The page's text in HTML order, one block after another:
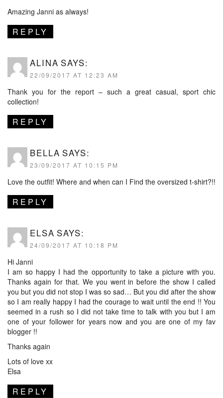
Amazing Janni as always!
REPLY
ALINA SAYS:
22/09/2017 AT 12:23 AM
Thank you for the report – such a great casual, sport chic
collection!
REPLY
BELLA SAYS:
23/09/2017 AT 10:15 PM
Love the outfit! Where and when can I Find the oversized t-shirt?!!
REPLY
ELSA SAYS:
24/09/2017 AT 10:18 PM
Hi Janni
I am so happy I had the opportunity to take a picture with you.
Thanks again for that. We you went in before the show I called
you but you did not stop I was so sad… But you did after the show
so I am really happy I had the courage to wait until the end !! You
seemed in a rush so I did not take time to talk with you but I am
one of your follower for years now and you are one of my fav
blogger !!
Thanks again
Lots of love xx
Elsa
REPLY